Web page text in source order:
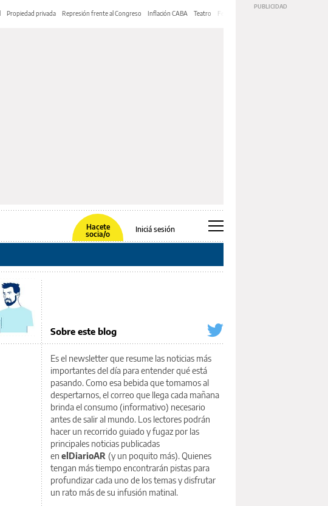
Propiedad privada Represión frente al Congreso Inflación CABA Teatro Feria de Editores
Hacete
socia/o
Iniciá sesión
Sobre este blog
Es el newsletter que resume las noticias más
importantes del día para entender qué está
pasando. Como esa bebida que tomamos al
despertarnos, el correo que llega cada mañana
brinda el consumo (informativo) necesario
antes de salir al mundo. Los lectores podrán
hacer un recorrido guiado y fugaz por las
principales noticias publicadas
en elDiarioAR (y un poquito más). Quienes
tengan más tiempo encontrarán pistas para
profundizar cada uno de los temas y disfrutar
un rato más de su infusión matinal.